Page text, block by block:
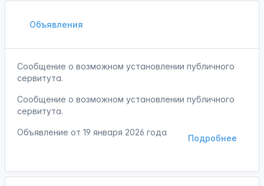
Объявления
Сообщение о возможном установлении публичного
сервитута.
Сообщение о возможном установлении публичного
сервитута.
Подробнее
Объявление от 19 января 2026 года